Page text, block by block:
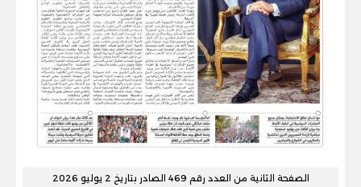
الصفحة الثانية من العدد رقم 469 الصادر بتاريخ 2 يوليو 2026